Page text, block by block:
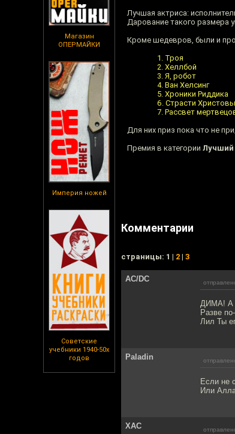
Магазин
ОПЕРМАЙКИ
Империя ножей
Советские
учебники 1940-50х
годов
Лучшая актриса:
Дарование такого размера
Кроме шедевров, были и
Троя
Хеллбой
Я, робот
Ван Хелсинг
Хроники Риддика
Страсти Христовы
Рассвет
Для них приз пока что не
Премия в категории Лучший
Комментарии
cтраницы: 1 | 2 | 3
AC/DC
ДИМА! А
Разве
Лил Ты
Paladin
Если не
Или
XAC